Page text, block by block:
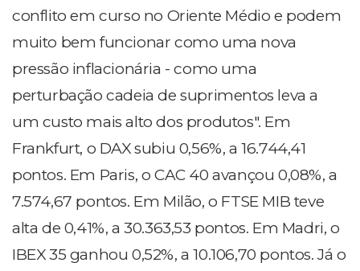
conflito em curso no Oriente Médio e podem
muito bem funcionar como uma nova
pressão inflacionária - como uma
perturbação cadeia de suprimentos leva a
um custo mais alto dos produtos". Em
Frankfurt, o DAX subiu 0,56%, a 16.744,41
pontos. Em Paris, o CAC 40 avançou 0,08%, a
7.574,67 pontos. Em Milão, o FTSE MIB teve
alta de 0,41%, a 30.363,53 pontos. Em Madri, o
IBEX 35 ganhou 0,52%, a 10.106,70 pontos. Já o